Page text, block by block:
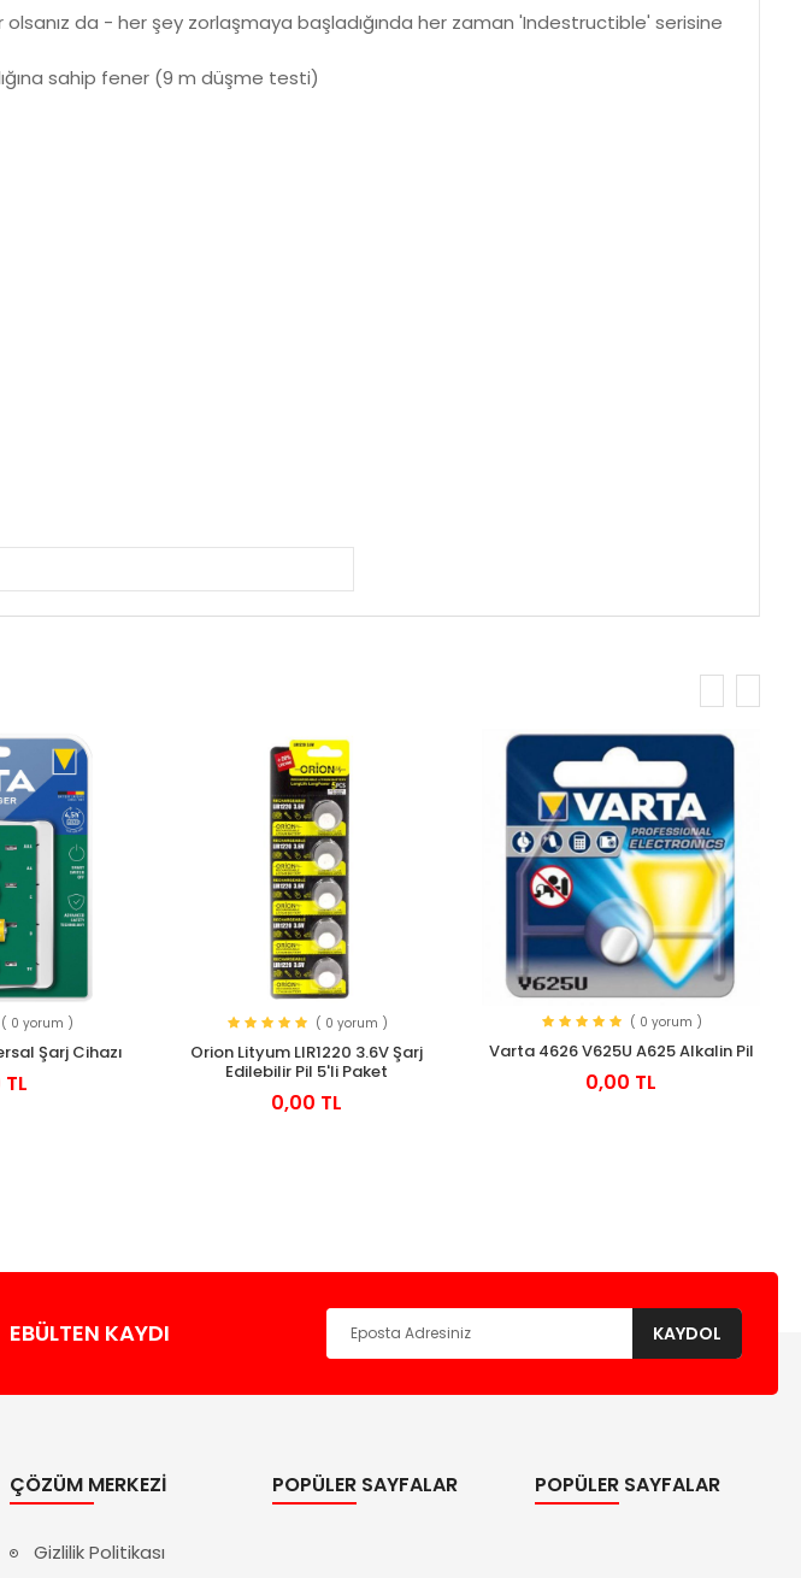
da - her şey zorlaşmaya başladığında her zaman 'Indestructible' serisine
sahip fener (9 m düşme testi)
( 0 yorum )
Şarj Cihazı
( 0 yorum )
Orion Lityum LIR1220 3.6V Şarj
Edilebilir Pil 5'li Paket
0,00 TL
( 0 yorum )
Varta 4626 V625U A625 Alkalin Pil
0,00 TL
EBÜLTEN KAYDI KAYDOL
ÇÖZÜM MERKEZI
Gizlilik Politikası
POPÜLER SAYFALAR POPÜLER SAYFALAR